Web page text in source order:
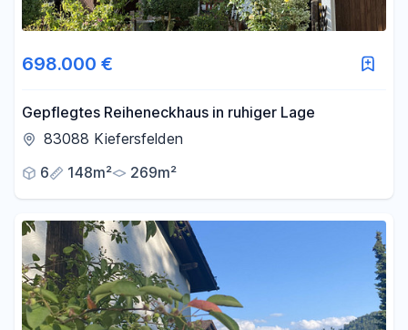
698.000 €
Gepflegtes Reiheneckhaus in ruhiger Lage
83088 Kiefersfelden
6
148m² 269m²